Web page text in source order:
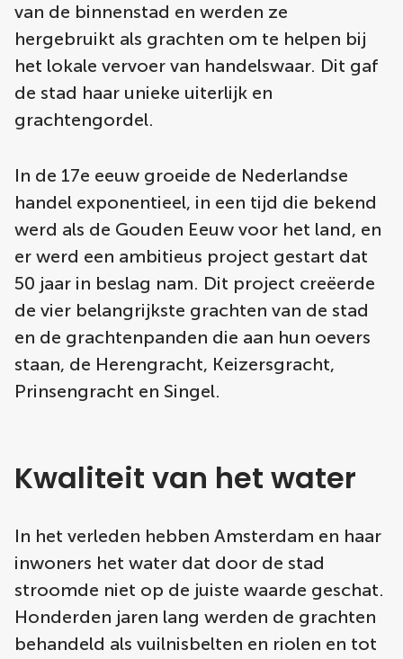
van de binnenstad en werden ze
hergebruikt als grachten om te helpen bij
het lokale vervoer van handelswaar. Dit gaf
de stad haar unieke uiterlijk en
grachtengordel.
In de 17e eeuw groeide de Nederlandse
handel exponentieel, in een tijd die bekend
werd als de Gouden Eeuw voor het land, en
er werd een ambitieus project gestart dat
50 jaar in beslag nam. Dit project creëerde
de vier belangrijkste grachten van de stad
en de grachtenpanden die aan hun oevers
staan, de Herengracht, Keizersgracht,
Prinsengracht en Singel.
Kwaliteit van het water
In het verleden hebben Amsterdam en haar
inwoners het water dat door de stad
stroomde niet op de juiste waarde geschat.
Honderden jaren lang werden de grachten
behandeld als vuilnisbelten en riolen en tot